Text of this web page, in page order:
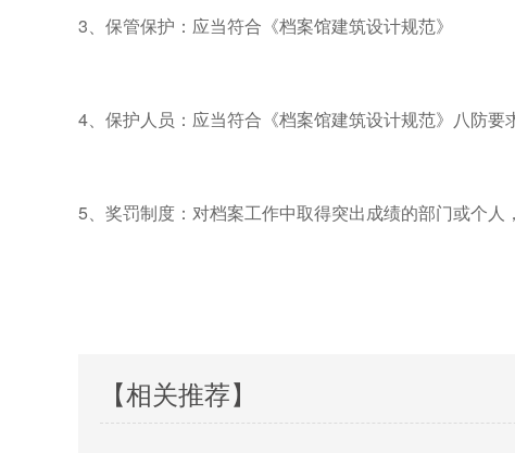
3、保管保护：应当符合《档案馆建筑设计规范》
4、保护人员：应当符合《档案馆建筑设计规范》八防
5、奖罚制度：对档案工作中取得突出成绩的部门或个
【相关推荐】